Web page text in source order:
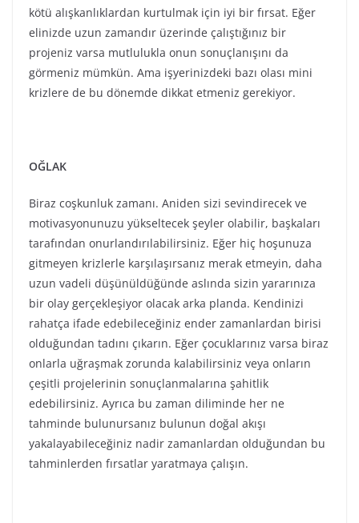
bir olay gerçekleşiyor olacak arka planda. Kendinizi
rahatça ifade edebileceğiniz ender zamanlardan birisi
olduğundan tadını çıkarın. Eğer çocuklarınız varsa biraz
onlarla uğraşmak zorunda kalabilirsiniz veya onların
çeşitli projelerinin sonuçlanmalarına şahitlik
yakalayabileceğiniz nadir zamanlardan olduğundan bu
KOVA
İç dünyanız dolunay zamanı huzursuzlanabilir. İlkel
güdülerin ve hislerin hücumuna uğrayabilirsiniz.
Yaşadığınız çevrede ufak krizler baş gösterebilir veya
kendisinde olmasını arzu etmediğiniz bir durumu
sonlandırabilirsiniz. Elbetteki en son yazdığım cümleye
dikkatinizi çekerek enerjiyi bu alana yönlendirmenizi
tavsiye ederim. İç dünyanızı yansıtan bir noktada olacak
Boğa dolunayı Boğa burcunun gölge yanlarından
kurtulmanızı tavsiye ediyor. Evle ilgili ufak dekorasyon
değişiklikleri de bu enerjiyi atmak/kullanmak açısından